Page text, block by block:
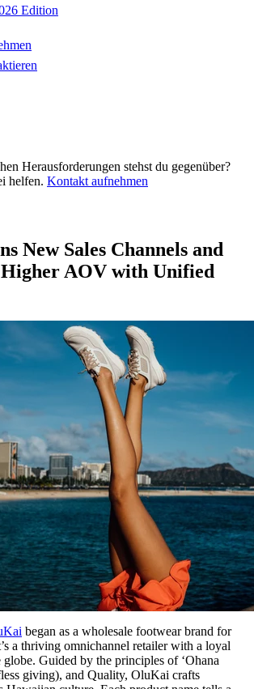
Edition
Herausforderungen stehst du gegenüber?
helfen. Kontakt aufnehmen
New Sales Channels and
AOV with Unified
began as a wholesale footwear brand for
a thriving omnichannel retailer with a loyal
Guided by the principles of ‘Ohana
giving), and Quality, OluKai crafts